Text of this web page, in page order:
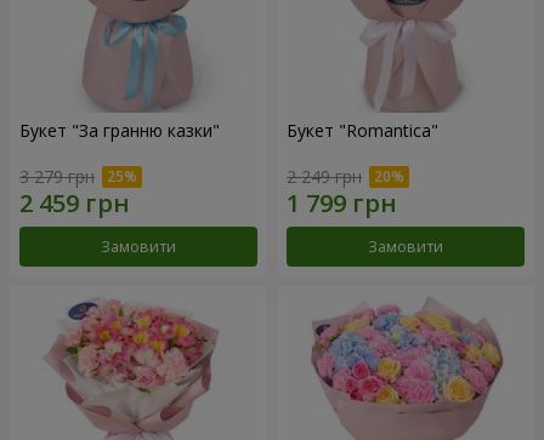
Букет "За гранню казки"
3 279 грн
Замовити
Букет "Romantica"
2 249 грн
Замовити